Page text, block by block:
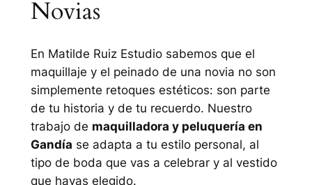
Novias
En Matilde Ruiz Estudio sabemos que el
maquillaje y el peinado de una novia no son
simplemente retoques estéticos: son parte
de tu historia y de tu recuerdo. Nuestro
trabajo de maquilladora y peluquería en
Gandía se adapta a tu estilo personal, al
tipo de boda que vas a celebrar y al vestido
que hayas elegido.